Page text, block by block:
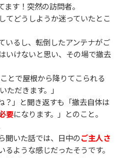
ます！突然の訪問者。
てどうしようか迷っていたとこ
いるし、転倒したアンテナがご
いけないと思い、その場で撤去
とで屋根から降りてこられる
ただきます。」
？」と聞き返すも「撤去自体は
要になります。」とのこと。
聞いた話では、日中のご主人さ
るような感じだったそうです。